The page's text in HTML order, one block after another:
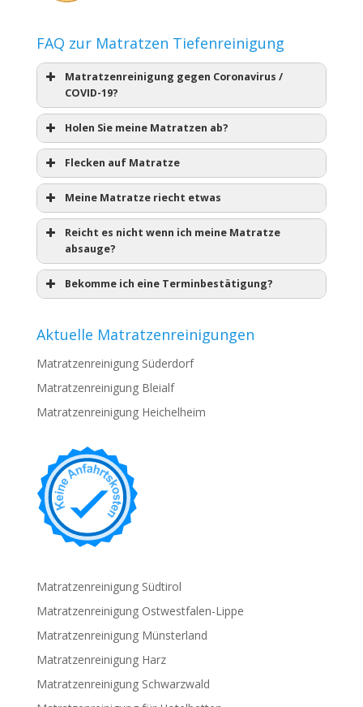
FAQ zur Matratzen Tiefenreinigung
Matratzenreinigung gegen Coronavirus /
COVID-19?
Holen Sie meine Matratzen ab?
Flecken auf Matratze
Meine Matratze riecht etwas
Reicht es nicht wenn ich meine Matratze
absauge?
Bekomme ich eine Terminbestätigung?
Aktuelle Matratzenreinigungen
Matratzenreinigung Süderdorf
Matratzenreinigung Bleialf
Matratzenreinigung Heichelheim
Matratzenreinigung Südtirol
Matratzenreinigung Ostwestfalen-Lippe
Matratzenreinigung Münsterland
Matratzenreinigung Harz
Matratzenreinigung Schwarzwald